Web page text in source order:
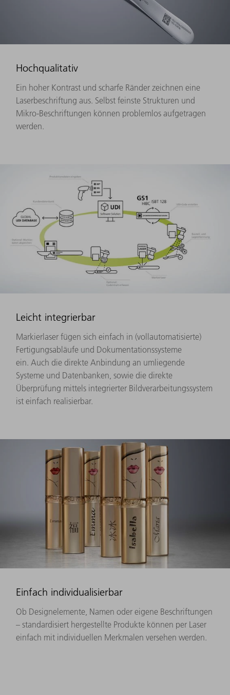
Hochqualitativ
Ein hoher Kontrast und scharfe Ränder zeichnen eine
Laserbeschriftung aus. Selbst feinste Strukturen und
Mikro-Beschriftungen können problemlos aufgetragen
werden.
Leicht integrierbar
Markierlaser fügen sich einfach in (vollautomatisierte)
Fertigungsabläufe und Dokumentationssysteme
ein. Auch die direkte Anbindung an umliegende
Systeme und Datenbanken, sowie die direkte
Überprüfung mittels integrierter Bildverarbeitungssystem
ist einfach realisierbar.
Einfach individualisierbar
Ob Designelemente, Namen oder eigene Beschriftungen
– standardisiert hergestellte Produkte können per Laser
einfach mit individuellen Merkmalen versehen werden.